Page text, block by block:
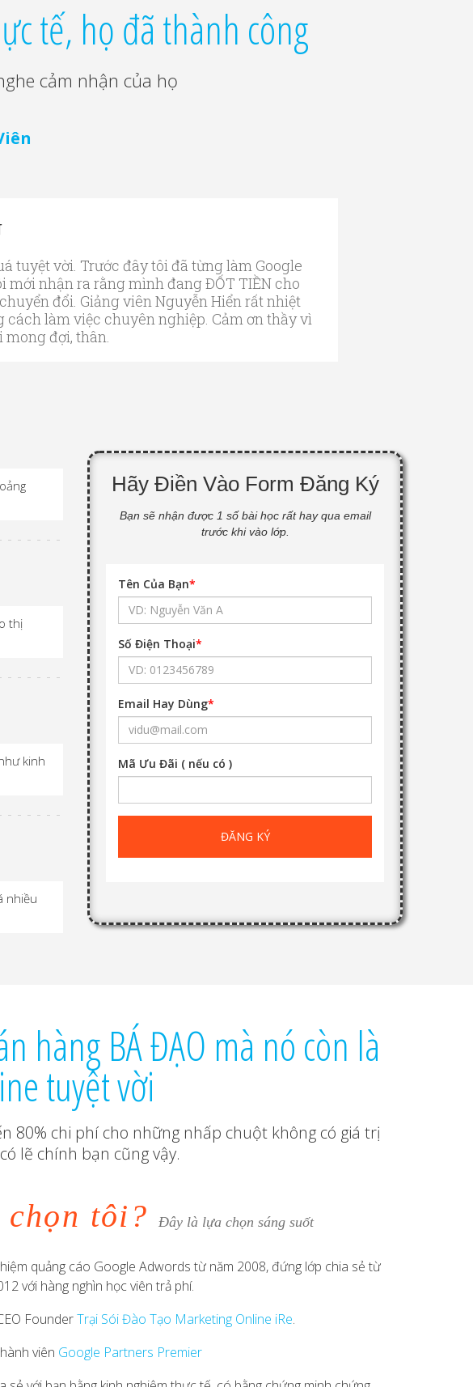
tế, họ đã thành công
cảm nhận của họ
tuyệt vời. Trước đây tôi đã từng làm Google
mới nhận ra rằng mình đang ĐỐT TIỀN cho
đổi. Giảng viên Nguyễn Hiển rất nhiệt
cách làm việc chuyên nghiệp. Cảm ơn thầy vì
đợi, thân.
thị
kinh
nhiều
Hãy Điền Vào Form Đăng Ký
Bạn sẽ nhận được 1 số bài học rất hay qua email
trước khi vào lớp.
Tên Của Bạn*
Số Điện Thoại*
Email Hay Dùng*
Mã Ưu Đãi ( nếu có )
ĐĂNG KÝ
hàng BÁ ĐẠO mà nó còn là
tuyệt vời
80% chi phí cho những nhấp chuột không có giá trị
lẽ chính bạn cũng vậy.
tôi? Đây là lựa chọn sáng suốt
quảng cáo Google Adwords từ năm 2008, đứng lớp chia sẻ từ
với hàng nghìn học viên trả phí.
FounderTrại Sói Đào Tạo Marketing Online iRe.
viên Google Partners Premier